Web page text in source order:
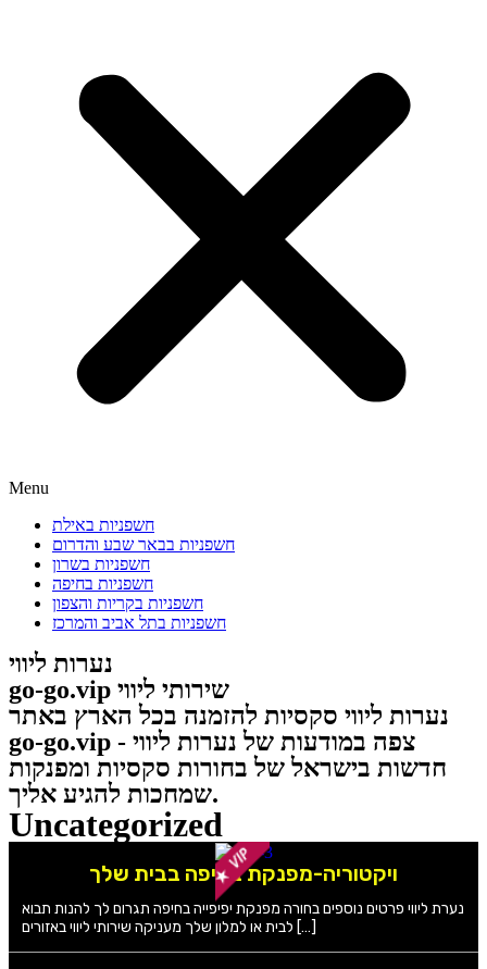
Menu
חשפניות באילת
חשפניות בבאר שבע והדרום
חשפניות בשרון
חשפניות בחיפה
חשפניות בקריות והצפון
חשפניות בתל אביב והמרכז
נערות ליווי
go-go.vip שירותי ליווי
נערות ליווי סקסיות להזמנה בכל הארץ באתר
go-go.vip - צפה במודעות של נערות ליווי
חדשות בישראל של בחורות סקסיות ומפנקות
שמחכות להגיע אליך.
Uncategorized
ויקטוריה-מפנקת בחיפה בבית שלך
נערת ליווי פרטים נוספים בחורה מפנקת יפיפייה בחיפה תגרום לך להנות תבוא
לבית או למלון שלך מעניקה שירותי ליווי באזורים […]